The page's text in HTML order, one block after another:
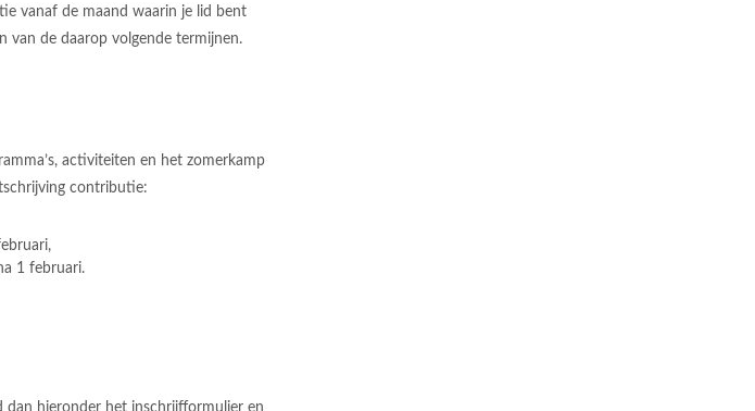
vanaf de maand waarin je lid bent
van de daarop volgende termijnen.
activiteiten en het zomerkamp
contributie:
1 februari.
hieronder het inschrijfformulier en